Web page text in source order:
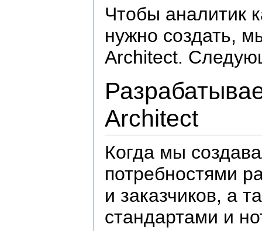
Чтобы аналитик
нужно создать,
Architect.
Architect
Когда мы
потребностями
и заказчиков, а
стандартами и